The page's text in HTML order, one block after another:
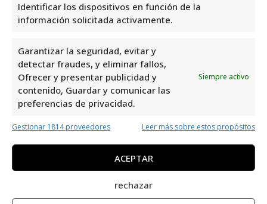
Identificar los dispositivos en función de la
información solicitada activamente.
Garantizar la seguridad, evitar y
detectar fraudes, y eliminar fallos,
Ofrecer y presentar publicidad y
contenido, Guardar y comunicar las
preferencias de privacidad.
Siempre activo
Gestionar 1814 proveedores Leer más sobre estos propósitos
ACEPTAR
rechazar
Opiniones y información
Golf
Las Ramblas Golfes un campo de golf
excepcional ubicado en Av. Ramblas de
Alicante, España. Con una valoración de 4,3 y
512 reseñas, es evidente que este lugar es
altamente apreciado por los visitantes.
Como profesional del área de Campos de
Golf, puedo decir que Las Ramblas Golf